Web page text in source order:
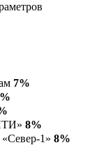
7%
8%
1» 8%